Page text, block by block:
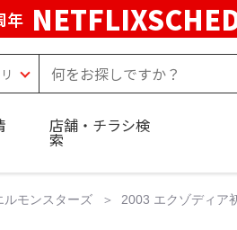
年
店舗・チラシ検
索
ルモンスターズ 2003 エクゾディア